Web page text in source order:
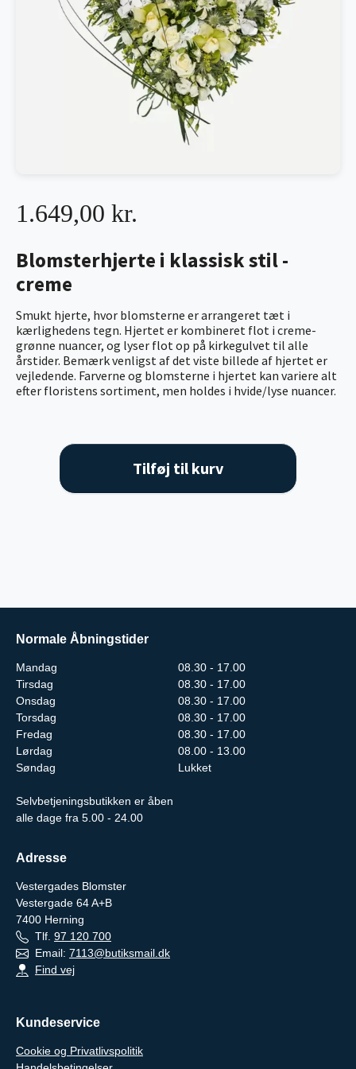
Blomsterhjerte i klassisk stil -
creme
Smukt hjerte, hvor blomsterne er arrangeret tæt i
kærlighedens tegn. Hjertet er kombineret flot i creme-
grønne nuancer, og lyser flot op på kirkegulvet til alle
årstider. Bemærk venligst af det viste billede af hjertet er
vejledende. Farverne og blomsterne i hjertet kan variere alt
efter floristens sortiment, men holdes i hvide/lyse nuancer.
1.649,00 kr.
Tilføj til kurv
Normale Åbningstider
Mandag
08.30 - 17.00
Tirsdag
08.30 - 17.00
Onsdag
08.30 - 17.00
Torsdag
08.30 - 17.00
Fredag
08.30 - 17.00
Lørdag
08.00 - 13.00
Søndag
Lukket
Selvbetjeningsbutikken er åben
alle dage fra 5.00 - 24.00
Adresse
Vestergades Blomster
Vestergade 64 A+B
7400 Herning
Tlf. 97 120 700
Email: 7113@butiksmail.dk
Find vej
Kundeservice
Cookie og Privatlivspolitik